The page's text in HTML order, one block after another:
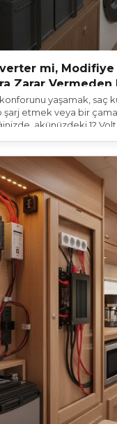
mi, Modifiye
Zarar
konforunu yaşamak, saç
etmek veya bir
akünüzdeki 12